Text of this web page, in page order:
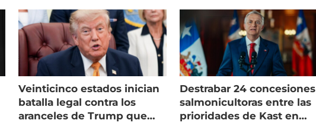
Veinticinco estados inician
batalla legal contra los
aranceles de Trump que
Destrabar 24 concesiones
salmonicultoras entre las
prioridades de Kast en